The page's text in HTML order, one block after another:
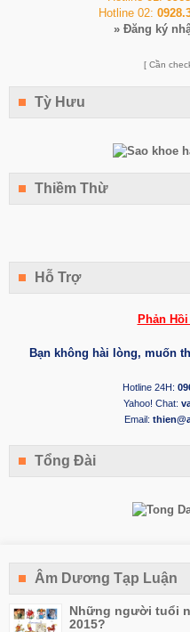
Hotline 02:
» Đăng ký
[ Cần
Tỳ Hưu
Thiềm Thừ
Hỗ Trợ
Phản
Bạn không hài lòng, muốn
Hotline 24H:
Yahoo! Chat:
Email:
Tổng Đài
Âm Dương Tạp Luận
Những người tuổi
2015?